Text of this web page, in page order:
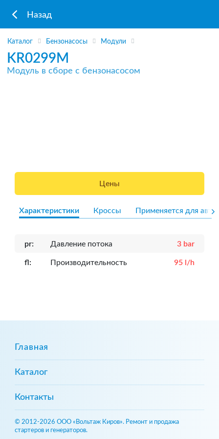
Назад
Каталог Бензонасосы Модули
KR0299M
Модуль в сборе с бензонасосом
Цены
Характеристики Кроссы Применяется для авто
pr: Давление потока 3 bar
fl: Производительность 95 l/h
Главная
Каталог
Контакты
© 2012-2026 ООО «Вольтаж Киров». Ремонт и продажа
стартеров и генераторов.